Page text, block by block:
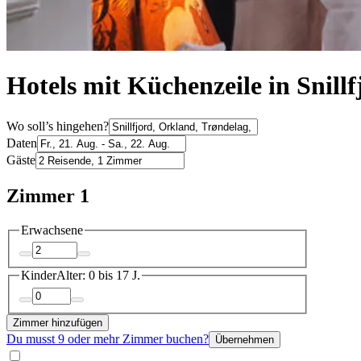
Hotels mit Küchenzeile in
Wo soll’s hingehen?
Daten
Gäste
Zimmer 1
Erwachsene
KinderAlter: 0 bis 17 J.
Zimmer hinzufügen
Du musst 9 oder mehr Zimmer buchen? Übernehmen